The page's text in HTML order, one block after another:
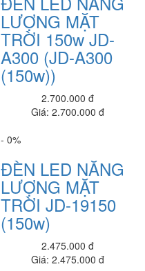
LƯỢNG MẶT
TRỜI 150w JD-
A300 (JD-A300
(150w))
2.700.000 đ
Giá: 2.700.000 đ
- 0%
ĐÈN LED NĂNG
LƯỢNG MẶT
TRỜI JD-19150
(150w)
2.475.000 đ
Giá: 2.475.000 đ